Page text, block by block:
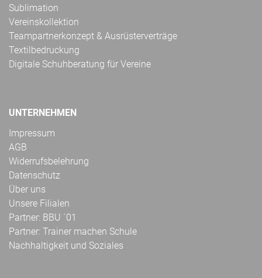
Sublimation
Vereinskollektion
Teampartnerkonzept & Ausrüsterverträge
Textilbedruckung
Digitale Schuhberatung für Vereine
UNTERNEHMEN
Impressum
AGB
Widerrufsbelehrung
Datenschutz
Über uns
Unsere Filialen
Partner: BBU ´01
Partner: Trainer machen Schule
Nachhaltigkeit und Soziales